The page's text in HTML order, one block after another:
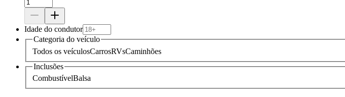
Idade do condutor
Categoria do veículo
Todos os veículosCarrosRVsCaminhões
Inclusões
CombustívelBalsa